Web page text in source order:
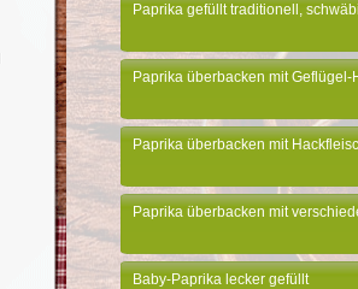
Paprika gefüllt traditionell,
Paprika überbacken mit
Paprika überbacken mit
Paprika überbacken mit
Baby-Paprika lecker gefüllt